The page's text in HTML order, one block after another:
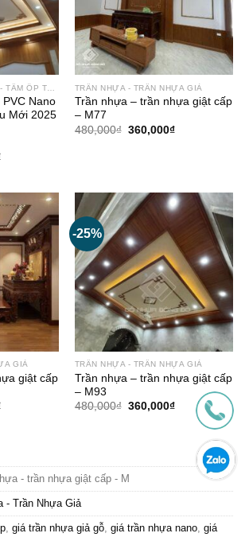
Nano
Mới 2025
Giá
126,000₫.
TRẦN NHỰA - TRẦN NHỰA GIẢ
Trần nhựa – trần nhựa giật cấp
– M77
480,000₫ Giá
360,000₫Giá
GIẢ
giật cấp
Giá
-25%
TRẦN NHỰA - TRẦN NHỰA GIẢ
Trần nhựa – trần nhựa giật cấp
– M93
480,000₫ Giá
360,000₫Giá
360,000₫.
- trần nhựa giật cấp - M
- Trần Nhựa Giả
, giá trần nhựa giả gỗ, giá trần nhựa nano, giá